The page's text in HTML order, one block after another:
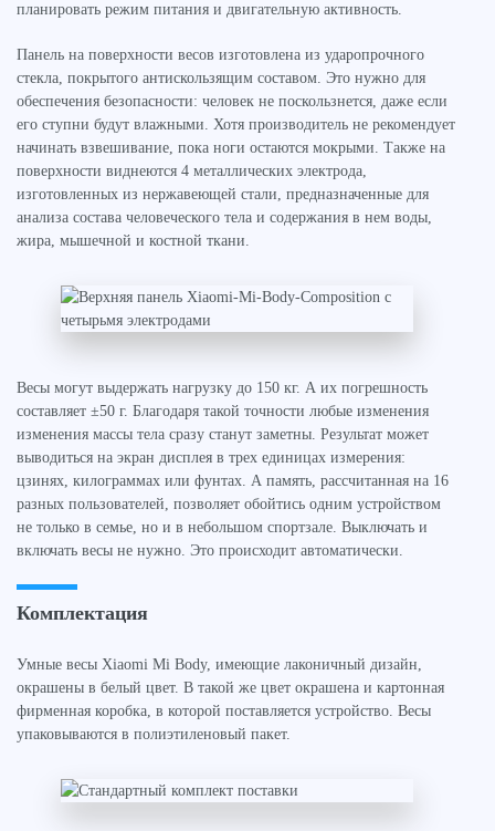
планировать режим питания и двигательную активность.
Панель на поверхности весов изготовлена из ударопрочного
стекла, покрытого антискользящим составом. Это нужно для
обеспечения безопасности: человек не поскользнется, даже если
его ступни будут влажными. Хотя производитель не рекомендует
начинать взвешивание, пока ноги остаются мокрыми. Также на
поверхности виднеются 4 металлических электрода,
изготовленных из нержавеющей стали, предназначенные для
анализа состава человеческого тела и содержания в нем воды,
жира, мышечной и костной ткани.
Весы могут выдержать нагрузку до 150 кг. А их погрешность
составляет ±50 г. Благодаря такой точности любые изменения
изменения массы тела сразу станут заметны. Результат может
выводиться на экран дисплея в трех единицах измерения:
цзинях, килограммах или фунтах. А память, рассчитанная на 16
разных пользователей, позволяет обойтись одним устройством
не только в семье, но и в небольшом спортзале. Выключать и
включать весы не нужно. Это происходит автоматически.
Комплектация
Умные весы Xiaomi Mi Body, имеющие лаконичный дизайн,
окрашены в белый цвет. В такой же цвет окрашена и картонная
фирменная коробка, в которой поставляется устройство. Весы
упаковываются в полиэтиленовый пакет.